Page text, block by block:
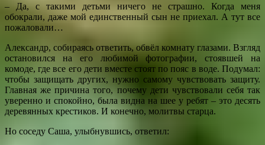
– Да, с такими детьми ничего не страшно. Когда меня
обокрали, даже мой единственный сын не приехал. А тут все
пожаловали…
Александр, собираясь ответить, обвёл комнату глазами. Взгляд
остановился на его любимой фотографии, стоявшей на
комоде, где все его дети вместе стоят по пояс в воде. Подумал:
чтобы защищать других, нужно самому чувствовать защиту.
Главная же причина того, почему дети чувствовали себя так
уверенно и спокойно, была видна на шее у ребят – это десять
деревянных крестиков. И конечно, молитвы старца.
Но соседу Саша, улыбнувшись, ответил: